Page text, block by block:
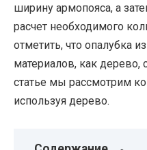
ширину армопояса, а
расчет необходимого
отметить, что опалубка
материалов, как дерево,
статье мы рассмотрим
используя дерево.